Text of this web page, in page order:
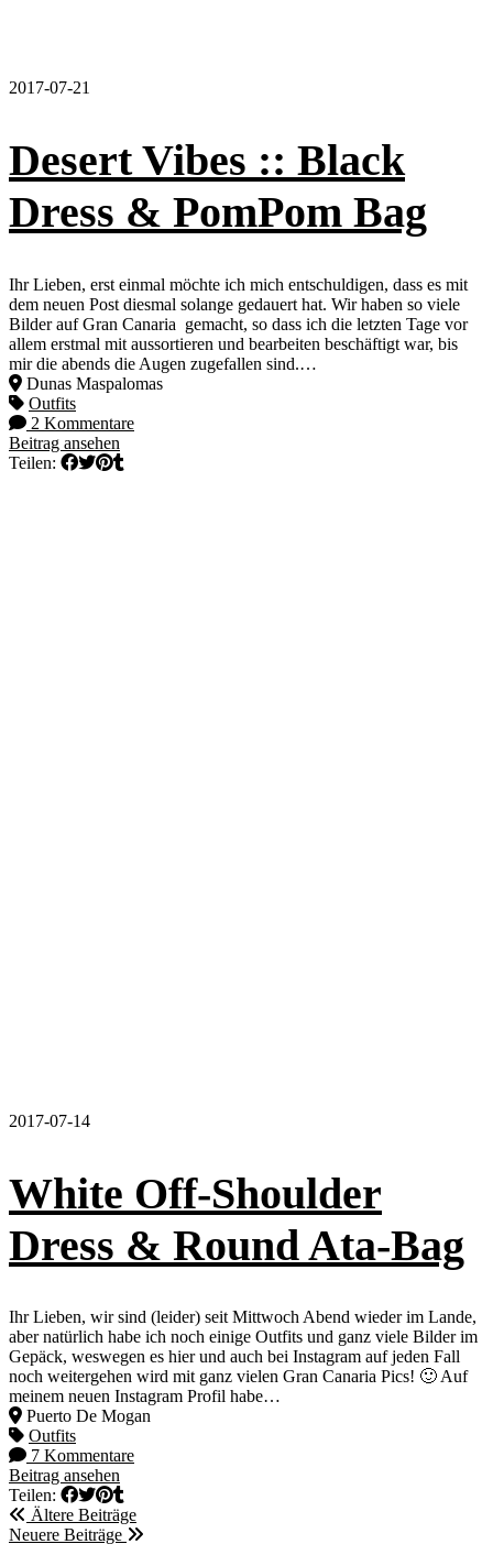
2017-07-21
Desert Vibes :: Black
Dress & PomPom Bag
Ihr Lieben, erst einmal möchte ich mich entschuldigen, dass es mit
dem neuen Post diesmal solange gedauert hat. Wir haben so viele
Bilder auf Gran Canaria gemacht, so dass ich die letzten Tage vor
allem erstmal mit aussortieren und bearbeiten beschäftigt war, bis
mir die abends die Augen zugefallen sind.…
Dunas Maspalomas
Outfits
2 Kommentare
Beitrag ansehen
Teilen:
2017-07-14
White Off-Shoulder
Dress & Round Ata-Bag
Ihr Lieben, wir sind (leider) seit Mittwoch Abend wieder im Lande,
aber natürlich habe ich noch einige Outfits und ganz viele Bilder im
Gepäck, weswegen es hier und auch bei Instagram auf jeden Fall
noch weitergehen wird mit ganz vielen Gran Canaria Pics! 🙂 Auf
meinem neuen Instagram Profil habe…
Puerto De Mogan
Outfits
7 Kommentare
Beitrag ansehen
Teilen:
Ältere Beiträge
Neuere Beiträge